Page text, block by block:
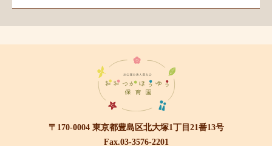
〒170-0004 東京都豊島区北大塚1丁目21番13号
Fax.03-3576-2201